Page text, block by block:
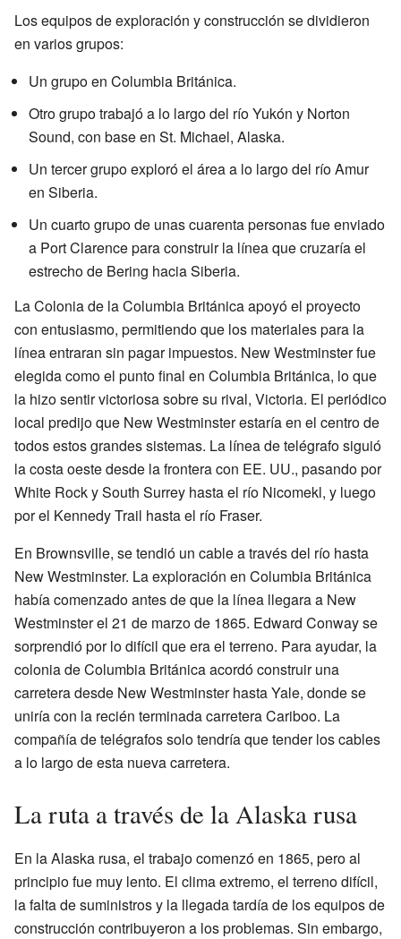
Los equipos de exploración y construcción se dividieron
en varios grupos:
Un grupo en Columbia Británica.
Otro grupo trabajó a lo largo del río Yukón y Norton
Sound, con base en St. Michael, Alaska.
Un tercer grupo exploró el área a lo largo del río Amur
en Siberia.
Un cuarto grupo de unas cuarenta personas fue enviado
a Port Clarence para construir la línea que cruzaría el
estrecho de Bering hacia Siberia.
La Colonia de la Columbia Británica apoyó el proyecto
con entusiasmo, permitiendo que los materiales para la
línea entraran sin pagar impuestos. New Westminster fue
elegida como el punto final en Columbia Británica, lo que
la hizo sentir victoriosa sobre su rival, Victoria. El periódico
local predijo que New Westminster estaría en el centro de
todos estos grandes sistemas. La línea de telégrafo siguió
la costa oeste desde la frontera con EE. UU., pasando por
White Rock y South Surrey hasta el río Nicomekl, y luego
por el Kennedy Trail hasta el río Fraser.
En Brownsville, se tendió un cable a través del río hasta
New Westminster. La exploración en Columbia Británica
había comenzado antes de que la línea llegara a New
Westminster el 21 de marzo de 1865. Edward Conway se
sorprendió por lo difícil que era el terreno. Para ayudar, la
colonia de Columbia Británica acordó construir una
carretera desde New Westminster hasta Yale, donde se
uniría con la recién terminada carretera Cariboo. La
compañía de telégrafos solo tendría que tender los cables
a lo largo de esta nueva carretera.
La ruta a través de la Alaska rusa
En la Alaska rusa, el trabajo comenzó en 1865, pero al
principio fue muy lento. El clima extremo, el terreno difícil,
la falta de suministros y la llegada tardía de los equipos de
construcción contribuyeron a los problemas. Sin embargo,